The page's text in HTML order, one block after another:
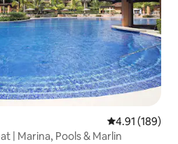
Calificación
4.91 (189)
| Marina, Pools & Marlin